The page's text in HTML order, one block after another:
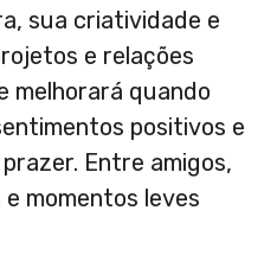
sua criatividade e
e relações
melhorará quando
positivos e
Entre amigos,
momentos leves